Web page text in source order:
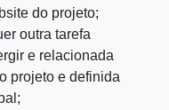
do projeto;
outra tarefa
e relacionada
projeto e definida